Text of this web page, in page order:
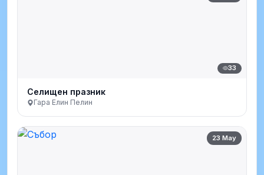
33
Селищен празник
Гара Елин Пелин
23 May